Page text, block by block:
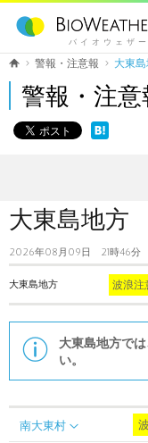
バイオウェザ
警報・注意報 大東
警報・注意
大東島地方
2026年08月09日 21時46分
大東島地方 波浪注
大東島地方で
い。
南大東村